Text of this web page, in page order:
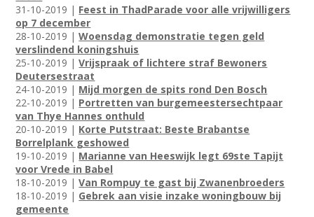
31-10-2019 | Feest in ThadParade voor alle vrijwilligers
op 7 december
28-10-2019 |Woensdag demonstratie tegen geld
verslindend koningshuis
25-10-2019 |Vrijspraak of lichtere straf Bewoners
Deutersestraat
24-10-2019 | Mijd morgen de spits rond Den Bosch
22-10-2019 | Portretten van burgemeestersechtpaar
van Thye Hannes onthuld
20-10-2019 | Korte Putstraat: Beste Brabantse
Borrelplank geshowed
19-10-2019 | Marianne van Heeswijk legt 69ste Tapijt
voor Vrede in Babel
18-10-2019 |Van Rompuy te gast bij Zwanenbroeders
18-10-2019 | Gebrek aan visie inzake woningbouw bij
gemeente